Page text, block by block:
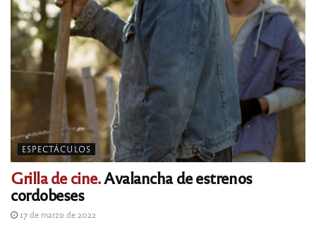
ESPECTÁCULOS
Grilla de cine.Avalancha de estrenos
cordobeses
17 de marzo de 2022